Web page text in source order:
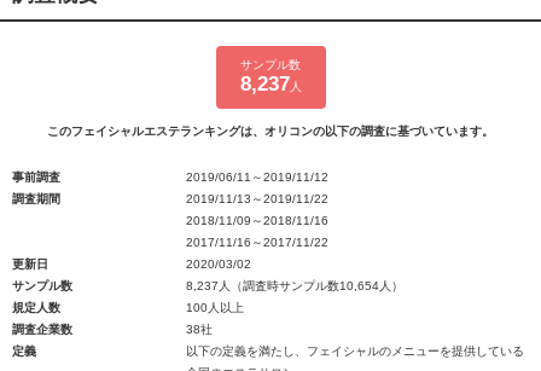
サンプル数
8,237 人
このフェイシャルエステランキングは、オリコンの以下の調査に基づいています。
事前調査
2019/06/11～2019/11/12
調査期間
2019/11/13～2019/11/22
2018/11/09～2018/11/16
2017/11/16～2017/11/22
更新日
2020/03/02
サンプル数
8,237人（調査時サンプル数10,654人）
規定人数
100人以上
調査企業数
38社
定義
以下の定義を満たし、フェイシャルのメニューを提供している